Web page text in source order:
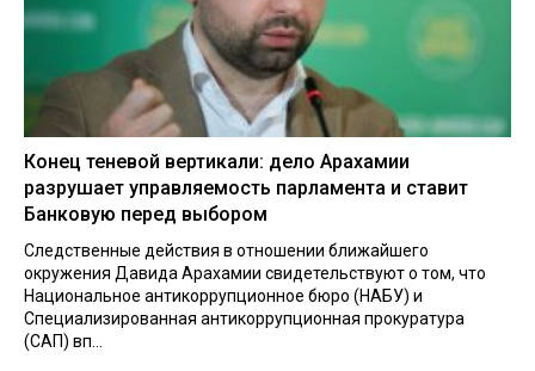
Конец теневой вертикали: дело Арахамии
разрушает управляемость парламента и ставит
Банковую перед выбором
Следственные действия в отношении ближайшего
окружения Давида Арахамии свидетельствуют о том, что
Национальное антикоррупционное бюро (НАБУ) и
Специализированная антикоррупционная прокуратура
(САП) вп...